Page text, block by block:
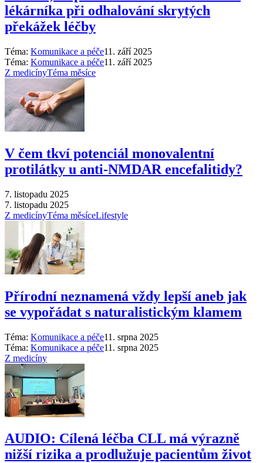
lékárníka při odhalování skrytých
překážek léčby
Téma: Komunikace a péče11. září 2025
Téma: Komunikace a péče11. září 2025
Z medicínyTéma měsíce
V čem tkví potenciál monovalentní
protilátky u anti-NMDAR encefalitidy?
7. listopadu 2025
7. listopadu 2025
Z medicínyTéma měsíceLifestyle
Přírodní neznamená vždy lepší aneb jak
se vypořádat s naturalistickým klamem
Téma: Komunikace a péče11. srpna 2025
Téma: Komunikace a péče11. srpna 2025
Z medicíny
AUDIO: Cílená léčba CLL má výrazně
nižší rizika a prodlužuje pacientům život